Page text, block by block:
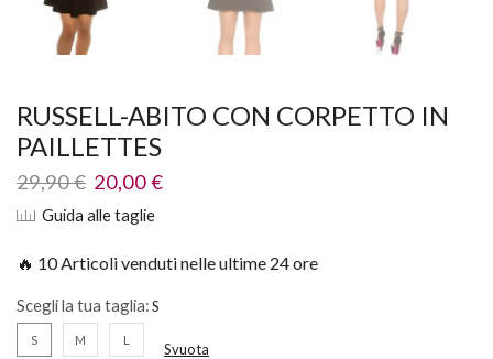
RUSSELL-ABITO CON CORPETTO IN
PAILLETTES
29,90€ 20,00€
Guida alle taglie
🔥 10 Articoli venduti nelle ultime 24 ore
Scegli la tua taglia:
S M L Svuota